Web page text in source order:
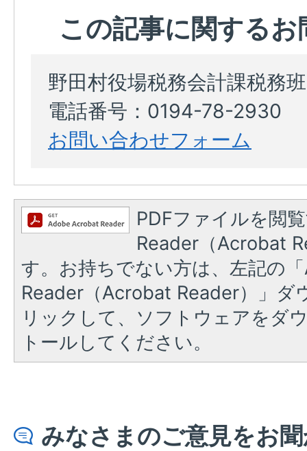
この記事に関する
野田村役場税務会計課税務班
電話番号：0194-78-2930
お問い合わせフォーム
PDFファイルを閲
Reader（Acrobat
す。お持ちでない方は、左記の
Reader（Acrobat Reader）」ダ
リックして、ソフトウェアをダ
トールしてください。
みなさまのご意見をお